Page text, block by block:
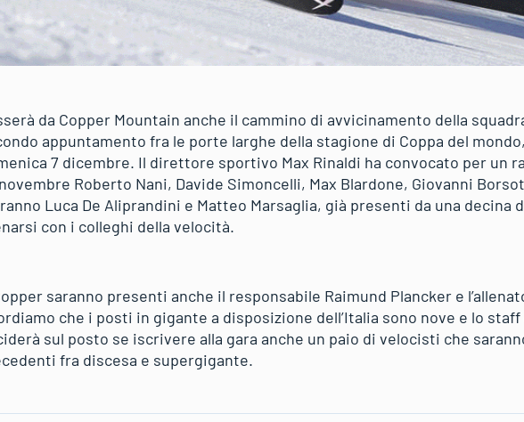
da Copper Mountain anche il cammino di avvicinamento della
appuntamento fra le porte larghe della stagione di Coppa del
7 dicembre. Il direttore sportivo Max Rinaldi ha convocato per un
Roberto Nani, Davide Simoncelli, Max Blardone, Giovanni
Luca De Aliprandini e Matteo Marsaglia, già presenti da una decina
con i colleghi della velocità.
saranno presenti anche il responsabile Raimund Plancker e
che i posti in gigante a disposizione dell’Italia sono nove e lo
sul posto se iscrivere alla gara anche un paio di velocisti che
fra discesa e supergigante.